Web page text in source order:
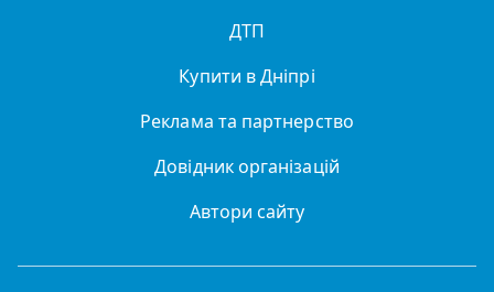
ДТП
Купити в Дніпрі
Реклама та партнерство
Довідник організацій
Автори сайту